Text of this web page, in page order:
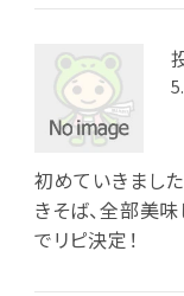
足できません。
と思います。
初めていきました
きそば、全部美
でリピ決定！